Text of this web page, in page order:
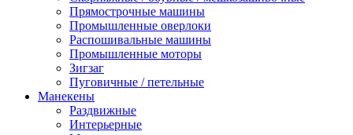
Прямострочные машины
Промышленные оверлоки
Распошивальные машины
Промышленные моторы
Зигзаг
Пуговичные / петельные
Манекены
Раздвижные
Интерьерные